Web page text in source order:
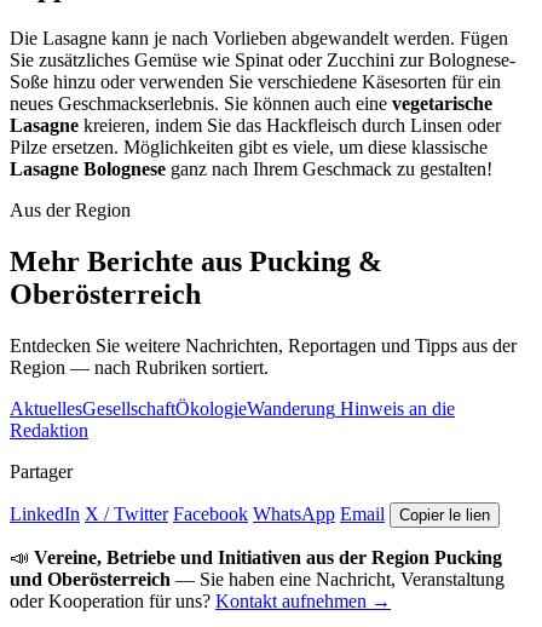
Die Lasagne kann je nach Vorlieben abgewandelt werden. Fügen
Sie zusätzliches Gemüse wie Spinat oder Zucchini zur Bolognese-
Soße hinzu oder verwenden Sie verschiedene Käsesorten für ein
neues Geschmackserlebnis. Sie können auch eine vegetarische
Lasagne kreieren, indem Sie das Hackfleisch durch Linsen oder
Pilze ersetzen. Möglichkeiten gibt es viele, um diese klassische
Lasagne Bolognese ganz nach Ihrem Geschmack zu gestalten!
Aus der Region
Mehr Berichte aus Pucking &
Oberösterreich
Entdecken Sie weitere Nachrichten, Reportagen und Tipps aus der
Region — nach Rubriken sortiert.
AktuellesGesellschaftÖkologieWanderung Hinweis an die
Redaktion
Partager
LinkedIn X / Twitter Facebook WhatsApp Email Copier le lien
📣 Vereine, Betriebe und Initiativen aus der Region Pucking
und Oberösterreich — Sie haben eine Nachricht, Veranstaltung
oder Kooperation für uns? Kontakt aufnehmen →